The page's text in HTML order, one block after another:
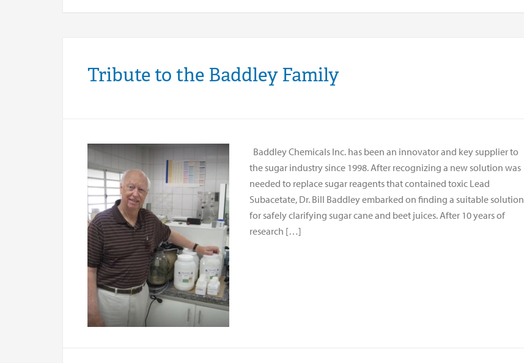
Tribute to the Baddley Family
Baddley Chemicals Inc. has been an innovator and key supplier to
the sugar industry since 1998. After recognizing a new solution was
needed to replace sugar reagents that contained toxic Lead
Subacetate, Dr. Bill Baddley embarked on finding a suitable solution
for safely clarifying sugar cane and beet juices. After 10 years of
research […]